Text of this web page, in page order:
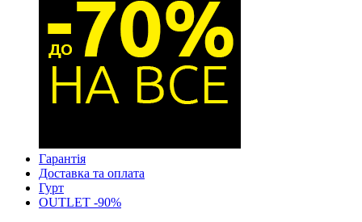
Гарантія
Доставка та оплата
Гурт
OUTLET -90%